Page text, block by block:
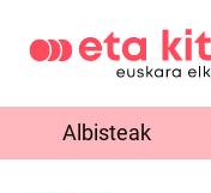
Albisteak